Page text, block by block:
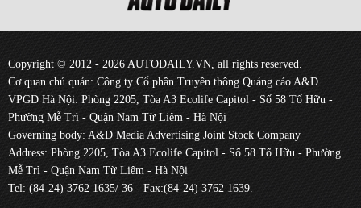
Copyright © 2012 - 2026 AUTODAILY.VN, all rights reserved.
Cơ quan chủ quản: Công ty Cổ phần Truyền thông Quảng cáo A&D.
VPGD Hà Nội: Phòng 2205, Tòa A3 Ecolife Capitol - Số 58 Tố Hữu -
Phường Mễ Trì - Quận Nam Từ Liêm - Hà Nội
Governing body: A&D Media Advertising Joint Stock Company
Address: Phòng 2205, Tòa A3 Ecolife Capitol - Số 58 Tố Hữu - Phường
Mễ Trì - Quận Nam Từ Liêm - Hà Nội
Tel: (84-24) 3762 1635/ 36 - Fax:(84-24) 3762 1639.